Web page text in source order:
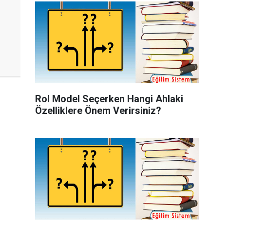
Rol Model Seçerken Hangi Ahlaki
Özelliklere Önem Verirsiniz?